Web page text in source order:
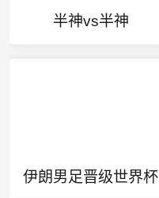
半神vs半神
伊朗男足晋级世界杯